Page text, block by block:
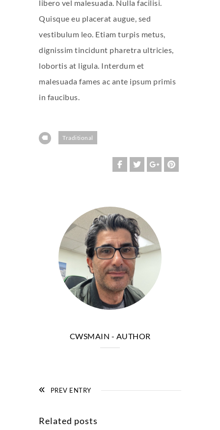
libero vel malesuada. Nulla facilisi.
Quisque eu placerat augue, sed
vestibulum leo. Etiam turpis metus,
dignissim tincidunt pharetra ultricies,
lobortis at ligula. Interdum et
malesuada fames ac ante ipsum primis
in faucibus.
Traditional
CWSMAIN - AUTHOR
PREV ENTRY
Related posts